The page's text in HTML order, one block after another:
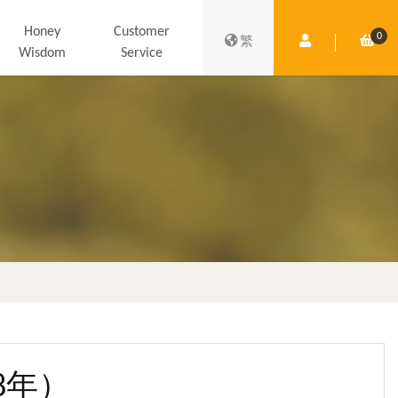
Honey
Wisdom
Customer
Service
繁 Member Centre
0
）